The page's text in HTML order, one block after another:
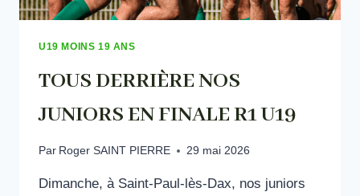
U19 MOINS 19 ANS
TOUS DERRIÈRE NOS
JUNIORS EN FINALE R1 U19
Par Roger SAINT PIERRE 29 mai 2026
Dimanche, à Saint-Paul-lès-Dax, nos juniors